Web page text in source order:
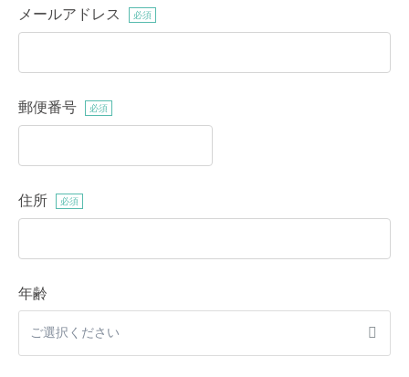
メールアドレス 必須
郵便番号 必須
住所 必須
年齢